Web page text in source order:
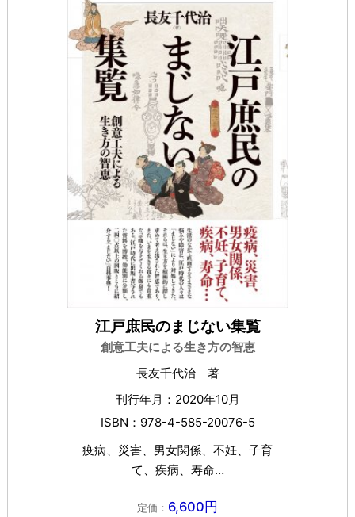
江戸庶民のまじない集覧
創意工夫による生き方の智恵
長友千代治 著
刊行年月：2020年10月
ISBN：978-4-585-20076-5
疫病、災害、男女関係、不妊、子育
て、疾病、寿命…
定価： 6,600円